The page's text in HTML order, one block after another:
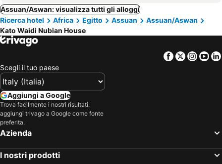
Assuan/Aswan: visualizza tutti gli alloggi
Ricerca hotel
Africa Egitto Assuan
Assuan/Aswan
Kato Waidi Nubian House
Facebook
Twitter
Scegli il tuo paese
Aggiungi a Google
Trova facilmente i nostri risultati:
aggiungi trivago a Google come fonte
preferita.
Azienda
I nostri prodotti